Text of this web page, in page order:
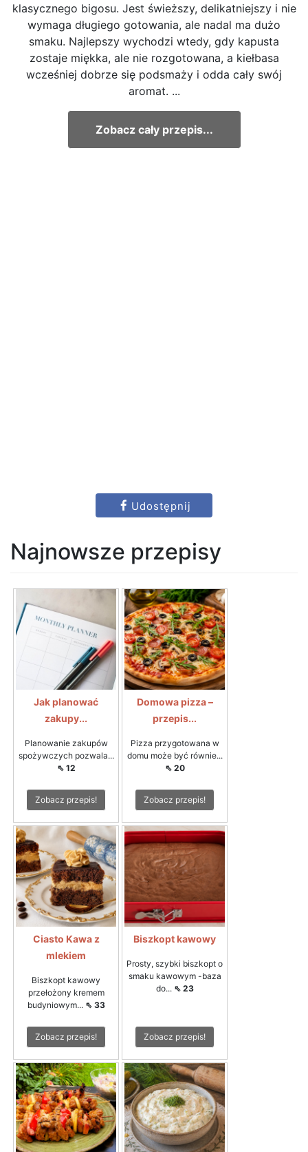
klasycznego bigosu. Jest świeższy, delikatniejszy i nie
wymaga długiego gotowania, ale nadal ma dużo
smaku. Najlepszy wychodzi wtedy, gdy kapusta
zostaje miękka, ale nie rozgotowana, a kiełbasa
wcześniej dobrze się podsmaży i odda cały swój
aromat. ...
Zobacz cały przepis...
Udostępnij
Najnowsze przepisy
Jak planować
zakupy...
Planowanie zakupów
spożywczych pozwala...
⇖ 12
Zobacz przepis!
Domowa pizza –
przepis...
Pizza przygotowana w
domu może być równie...
⇖ 20
Zobacz przepis!
Ciasto Kawa z
mlekiem
Biszkopt kawowy
przełożony kremem
budyniowym... ⇖ 33
Zobacz przepis!
Biszkopt kawowy
Prosty, szybki biszkopt o
smaku kawowym -baza
do... ⇖ 23
Zobacz przepis!